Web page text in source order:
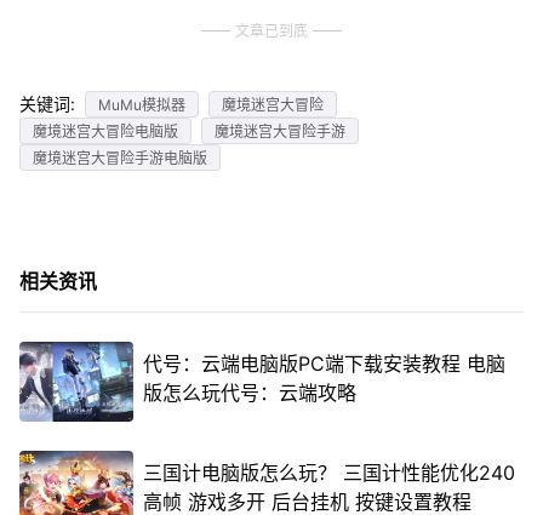
文章已到底
关键词: MuMu模拟器
魔境迷宫大冒险
魔境迷宫大冒险电脑版
魔境迷宫大冒险手游
魔境迷宫大冒险手游电脑版
相关资讯
代号：云端电脑版PC端下载安装教程 电脑
版怎么玩代号：云端攻略
三国计电脑版怎么玩？ 三国计性能优化240
高帧 游戏多开 后台挂机 按键设置教程